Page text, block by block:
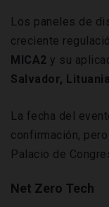
Los paneles de
creciente
MICA2 y su
Salvador,
La fecha del
confirmación,
Palacio de
Net Zero Tech